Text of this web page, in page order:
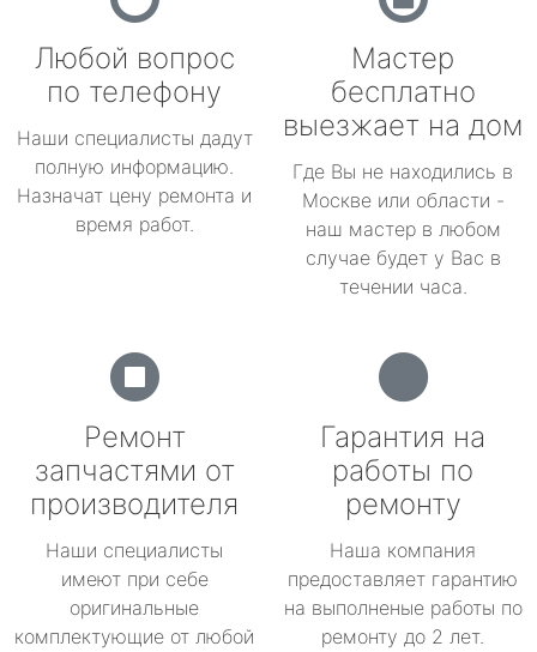
Любой вопрос
по телефону
Наши специалисты дадут
полную информацию.
Назначат цену ремонта и
время работ.
Мастер
бесплатно
выезжает на дом
Где Вы не находились в
Москве или области -
наш мастер в любом
случае будет у Вас в
течении часа.
Ремонт
запчастями от
производителя
Наши специалисты
имеют при себе
оригинальные
комплектующие от любой
Гарантия на
работы по
ремонту
Наша компания
предоставляет гарантию
на выполненые работы по
ремонту до 2 лет.